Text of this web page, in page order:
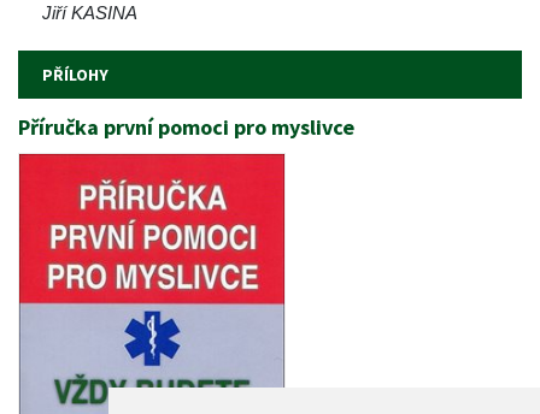
Jiří KASINA
PŘÍLOHY
Příručka první pomoci pro myslivce